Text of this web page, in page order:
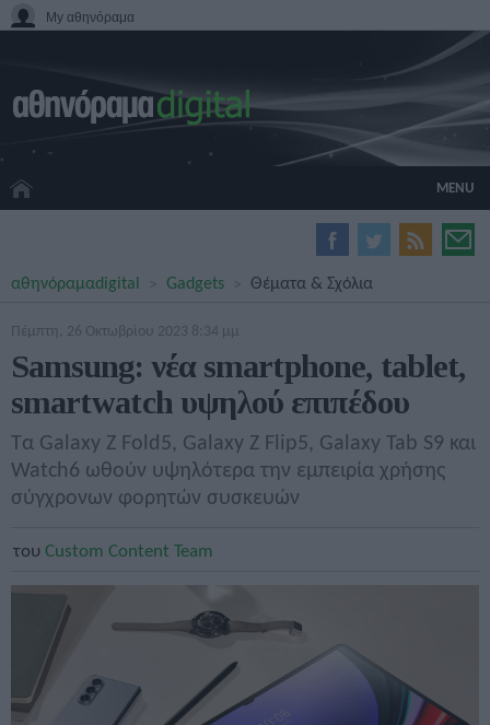
My αθηνόραμα
MENU
HOME CINEMA
GADGETS
TV
GAMES
SPECIALS
αθηνόραμαdigital Gadgets Θέματα & Σχόλια
Πέμπτη, 26 Οκτωβρίου 2023 8:34 μμ
Samsung: νέα smartphone, tablet,
smartwatch υψηλού επιπέδου
Τα Galaxy Z Fold5, Galaxy Z Flip5, Galaxy Tab S9 και
Watch6 ωθούν υψηλότερα την εμπειρία χρήσης
σύγχρονων φορητών συσκευών
του Custom Content Team